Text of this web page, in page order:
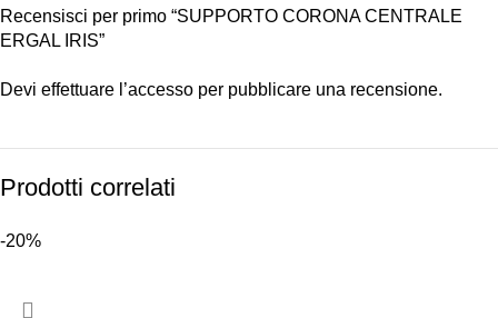
Recensisci per primo “SUPPORTO CORONA CENTRALE
ERGAL IRIS”
Devi effettuare l’accesso per pubblicare una recensione.
Prodotti correlati
-20%